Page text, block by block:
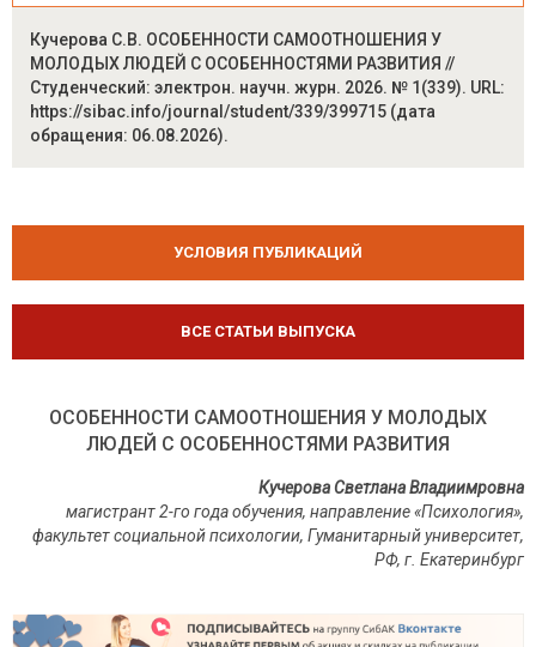
Кучерова С.В. ОСОБЕННОСТИ САМООТНОШЕНИЯ У
МОЛОДЫХ ЛЮДЕЙ С ОСОБЕННОСТЯМИ РАЗВИТИЯ //
Студенческий: электрон. научн. журн. 2026. № 1(339). URL:
https://sibac.info/journal/student/339/399715 (дата
обращения: 06.08.2026).
УСЛОВИЯ ПУБЛИКАЦИЙ
ВСЕ СТАТЬИ ВЫПУСКА
ОСОБЕННОСТИ САМООТНОШЕНИЯ У МОЛОДЫХ
ЛЮДЕЙ С ОСОБЕННОСТЯМИ РАЗВИТИЯ
Кучерова Светлана Владиимровна
магистрант 2-го года обучения, направление «Психология»,
факультет социальной психологии, Гуманитарный университет,
РФ, г. Екатеринбург